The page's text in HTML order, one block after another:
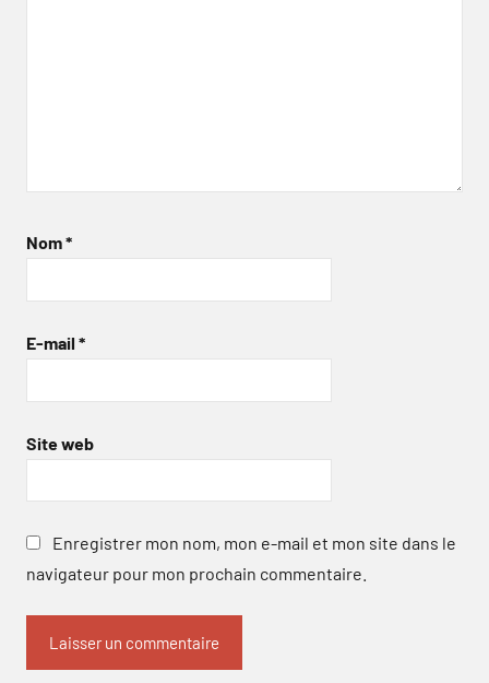
Nom*
E-mail *
Site web
Enregistrer mon nom, mon e-mail et mon site dans le
navigateur pour mon prochain commentaire.